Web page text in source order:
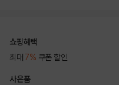
쇼핑혜택
최대 7% 쿠폰 할인
사은품